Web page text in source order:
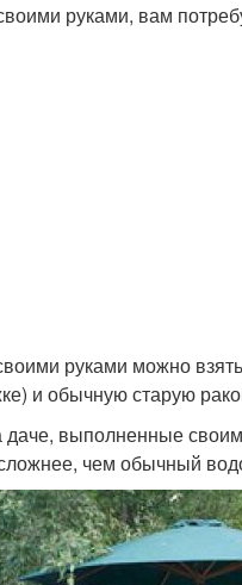
руками, вам
руками можно
и обычную старую
выполненные
чем обычный